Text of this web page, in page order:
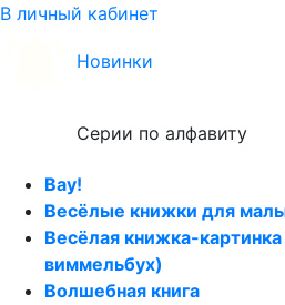
В личный кабинет
Новинки
Серии по алфавиту
Вау!
Весёлые книжки для
Весёлая книжка-
виммельбух)
Волшебная книга